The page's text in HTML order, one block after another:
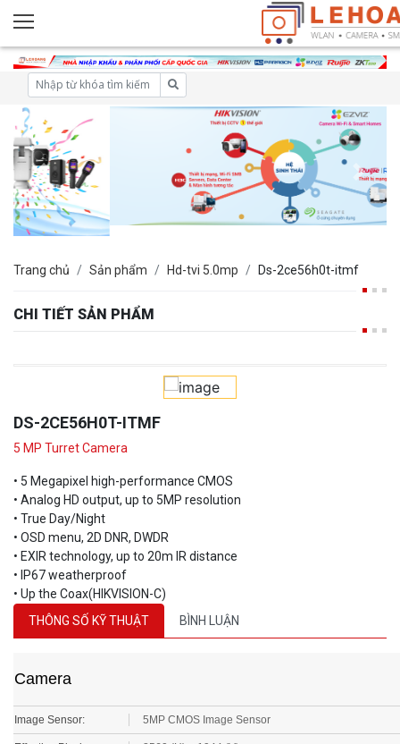
CHI TIẾT SẢN PHẨM
• Analog HD output, up to 5MP resolution
• True Day/Night
• OSD menu, 2D DNR, DWDR
• EXIR technology, up to 20m IR distance
• IP67 weatherproof
• Up the Coax(HIKVISION-C)
THÔNG SỐ KỸ THUẬT
BÌNH LUẬN
Image Sensor: 5MP CMOS Image Sensor
Effective Pixels: 2560 (H) × 1944 (V)